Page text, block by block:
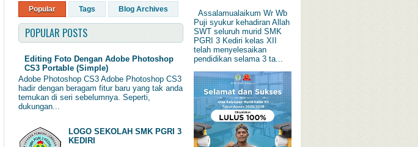
Popular Tags Blog Archives
POPULAR POSTS
Editing Foto Dengan Adobe Photoshop
CS3 Portable (Simple)
Adobe Photoshop CS3 Adobe Photoshop CS3
hadir dengan beragam fitur baru yang tak anda
temukan di seri sebelumnya. Seperti,
dukungan...
LOGO SEKOLAH SMK PGRI 3
KEDIRI
Assalamualaikum Wr Wb
Puji syukur kehadiran Allah
SWT seluruh murid SMK
PGRI 3 Kediri kelas XII
telah menyelesaikan
pendidikan selama 3 ta...